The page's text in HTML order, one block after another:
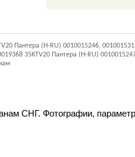
Пантера (H-RU) 0010015246,
35KTV20 Пантера (H-RU)
СНГ. Фотографии,